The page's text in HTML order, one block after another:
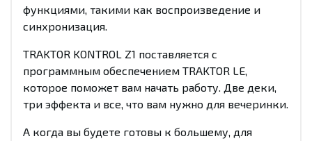
функциями, такими как воспроизведение и
синхронизация.
TRAKTOR KONTROL Z1 поставляется с
программным обеспечением TRAKTOR LE,
которое поможет вам начать работу. Две деки,
три эффекта и все, что вам нужно для вечеринки.
А когда вы будете готовы к большему, для